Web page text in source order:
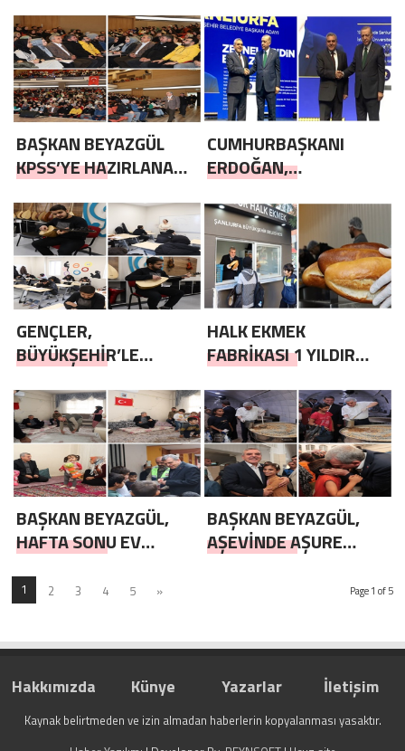
GÖRÜNTÜLÜ
ÇALIŞMALAR
TAMAMLANDI –
GÖRÜNTÜLÜ
BAŞKAN BEYAZGÜL
KPSS’YE HAZIRLANAN
BULUŞTU
CUMHURBAŞKANI
ERDOĞAN,
ABİDİN BEYAZGÜL İLE
YOLA DEVAM
EDİYORUZ”
GENÇLER,
BÜYÜKŞEHİR’LE
KAVUŞUYOR
HALK EKMEK
FABRİKASI 1 YILDIR
SOFRASINA KALİTELİ
VE UCUZ EKMEK
ULAŞTIRIYOR ,
Görüntülü
BAŞKAN BEYAZGÜL,
HAFTA SONU EV
ÇOCUKLARLA VAKİT
GEÇİRDİ
BAŞKAN BEYAZGÜL,
AŞEVİNDE AŞURE
Page 1 of 5
1 2 3 4 5 »
Hakkımızda Künye Yazarlar İletişim
Kaynak belirtmeden ve izin almadan haberlerin kopyalanması yasaktır.